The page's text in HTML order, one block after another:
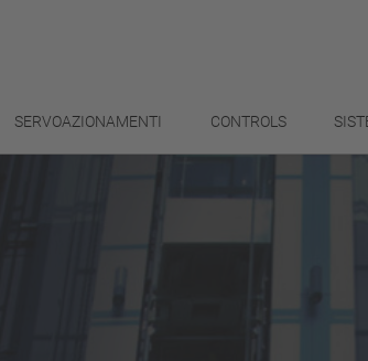
SERVOAZIONAMENTI CONTROLS